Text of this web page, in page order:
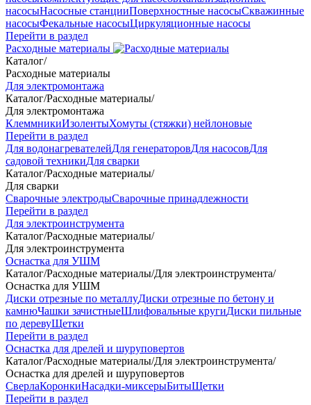
насосыНасосные станцииПоверхностные насосыСкважинные
насосыФекальные насосыЦиркуляционные насосы
Перейти в раздел
Расходные материалы
Каталог/
Расходные материалы
Для электромонтажа
Каталог/Расходные материалы/
Для электромонтажа
КлеммникиИзолентыХомуты (стяжки) нейлоновые
Перейти в раздел
Для водонагревателейДля генераторовДля насосовДля
садовой техникиДля сварки
Каталог/Расходные материалы/
Для сварки
Сварочные электродыСварочные принадлежности
Перейти в раздел
Для электроинструмента
Каталог/Расходные материалы/
Для электроинструмента
Оснастка для УШМ
Каталог/Расходные материалы/Для электроинструмента/
Оснастка для УШМ
Диски отрезные по металлуДиски отрезные по бетону и
камнюЧашки зачистныеШлифовальные кругиДиски пильные
по деревуЩетки
Перейти в раздел
Оснастка для дрелей и шуруповертов
Каталог/Расходные материалы/Для электроинструмента/
Оснастка для дрелей и шуруповертов
СверлаКоронкиНасадки-миксерыБитыЩетки
Перейти в раздел